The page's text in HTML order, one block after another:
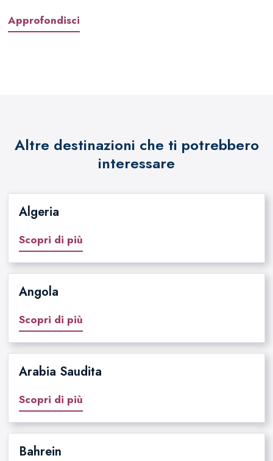
Approfondisci
Altre destinazioni che ti potrebbero
interessare
Algeria
Scopri di più
Angola
Scopri di più
Arabia Saudita
Scopri di più
Bahrein